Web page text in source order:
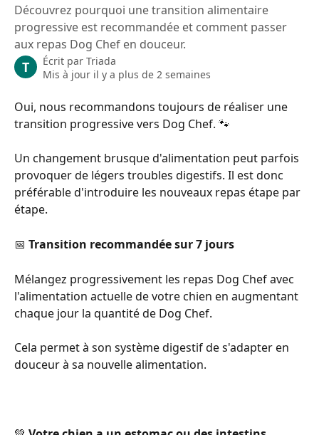
Découvrez pourquoi une transition alimentaire
progressive est recommandée et comment passer
aux repas Dog Chef en douceur.
T Écrit par Triada
Mis à jour il y a plus de 2 semaines
Oui, nous recommandons toujours de réaliser une
transition progressive vers Dog Chef. 🐾
Un changement brusque d'alimentation peut parfois
provoquer de légers troubles digestifs. Il est donc
préférable d'introduire les nouveaux repas étape par
étape.
📅 Transition recommandée sur 7 jours
Mélangez progressivement les repas Dog Chef avec
l'alimentation actuelle de votre chien en augmentant
chaque jour la quantité de Dog Chef.
Cela permet à son système digestif de s'adapter en
douceur à sa nouvelle alimentation.